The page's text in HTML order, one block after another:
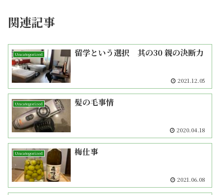
関連記事
Uncategorized 留学という選択 其の30 親の決断力
2021.12.05
Uncategorized 髪の毛事情
2020.04.18
Uncategorized 梅仕事
2021.06.08